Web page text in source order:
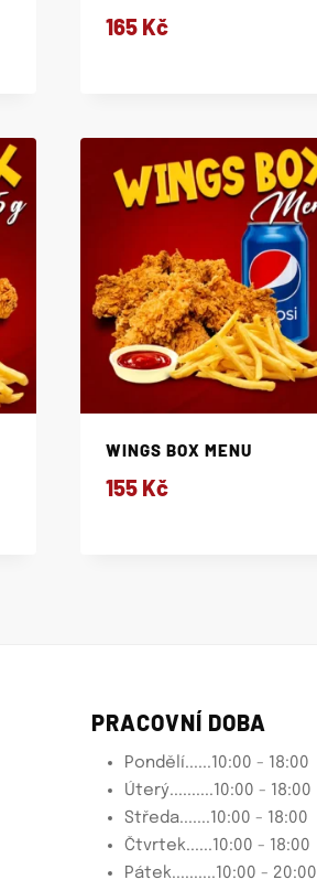
165 Kč
WINGS BOX MENU
155 Kč
PRACOVNÍ DOBA
Pondělí......10:00 - 18:00
Úterý..........10:00 - 18:00
Středa.......10:00 - 18:00
Čtvrtek......10:00 - 18:00
Pátek..........10:00 - 20:00